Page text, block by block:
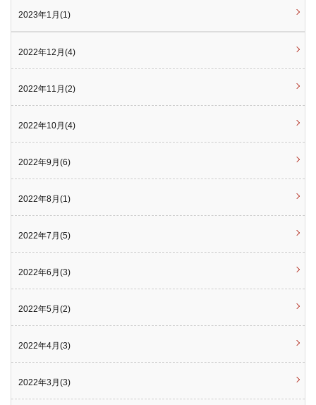
2023年1月(1)
2022年12月(4)
2022年11月(2)
2022年10月(4)
2022年9月(6)
2022年8月(1)
2022年7月(5)
2022年6月(3)
2022年5月(2)
2022年4月(3)
2022年3月(3)